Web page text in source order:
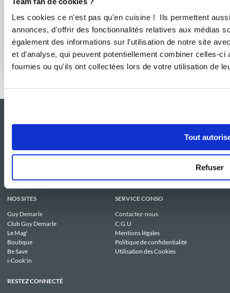
Les cookies ce n'est pas qu'en cuisine ! Ils permettent
annonces, d'offrir des fonctionnalités relatives aux médias
également des informations sur l'utilisation de notre site
et d'analyse, qui peuvent potentiellement combiner celles-
fournies ou qu'ils ont collectées lors de votre utilisation de
Tout
Refuser
Effet boulangerie assuré à la maison
NOS SITES
Guy Demarle
Club Guy Demarle
Le Mag'
Boutique
Be Save
i-Cook'in
SERVICE CONSO
Contactez-nous
C.G.U
Mentions légales
Politique de confidentialité
Utilisation des Cookies
RESTEZ CONNECTÉ